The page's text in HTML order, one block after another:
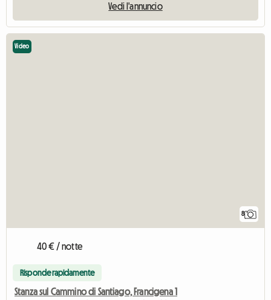
Vedi l'annuncio
8
Video
40 € / notte
Risponde rapidamente
Stanza sul Cammino di Santiago, Francigena 1